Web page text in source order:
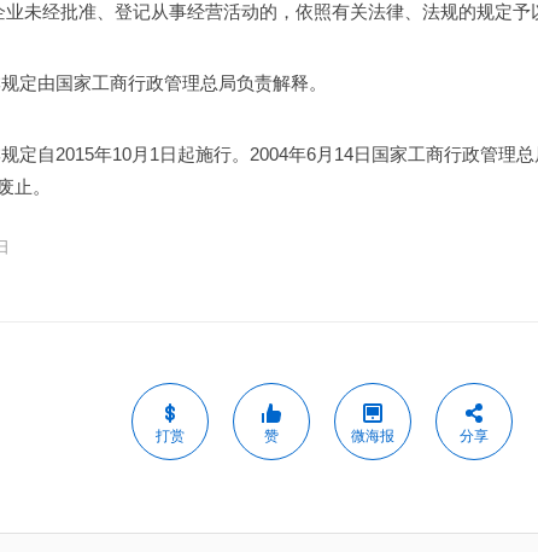
未经批准、登记从事经营活动的，依照有关法律、法规的规定予
由国家工商行政管理总局负责解释。
自2015年10月1日起施行。2004年6月14日国家工商行政管理总
止。
打赏 赞 微海报 分享